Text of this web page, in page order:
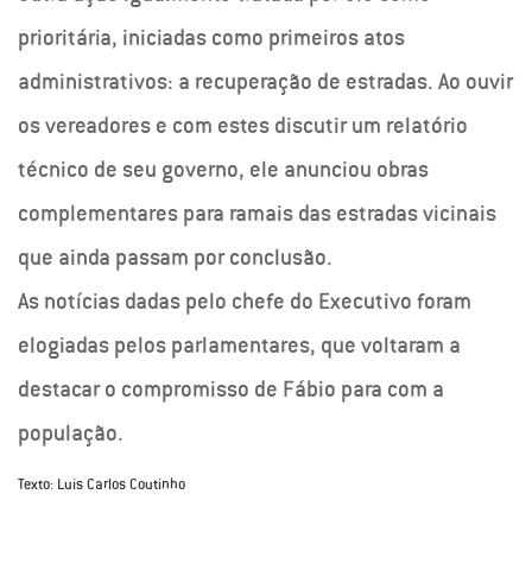
prioritária, iniciadas como primeiros atos
administrativos: a recuperação de estradas. Ao ouvir
os vereadores e com estes discutir um relatório
técnico de seu governo, ele anunciou obras
complementares para ramais das estradas vicinais
que ainda passam por conclusão.
As notícias dadas pelo chefe do Executivo foram
elogiadas pelos parlamentares, que voltaram a
destacar o compromisso de Fábio para com a
população.
Texto: Luis Carlos Coutinho